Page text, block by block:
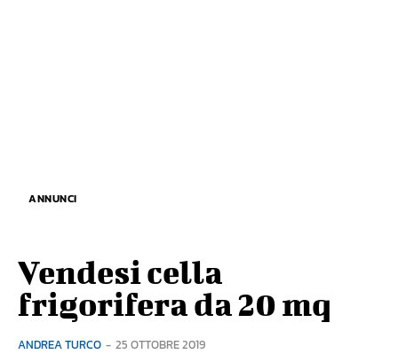
ANNUNCI
Vendesi cella
frigorifera da 20 mq
ANDREA TURCO - 25 OTTOBRE 2019